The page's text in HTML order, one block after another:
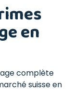
en
complète
suisse en